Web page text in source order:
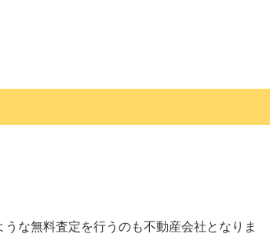
な無料査定を行うのも不動産会社となりま